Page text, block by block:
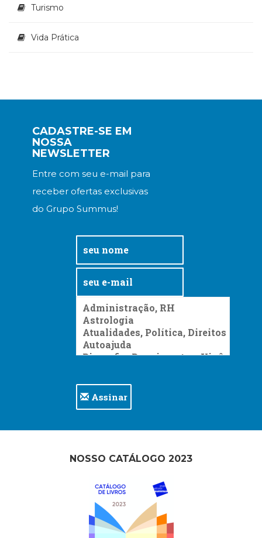
Turismo
Vida Prática
CADASTRE-SE EM
NOSSA
NEWSLETTER
Entre com seu e-mail para
receber ofertas exclusivas
do Grupo Summus!
Assinar
NOSSO CATÁLOGO 2023